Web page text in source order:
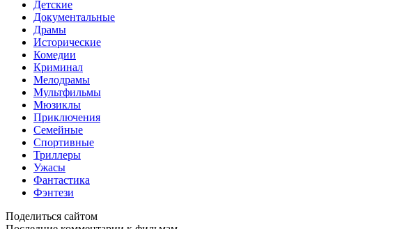
Детские
Документальные
Драмы
Исторические
Комедии
Криминал
Мелодрамы
Мультфильмы
Мюзиклы
Приключения
Семейные
Спортивные
Триллеры
Ужасы
Фантастика
Фэнтези
Поделиться сайтом